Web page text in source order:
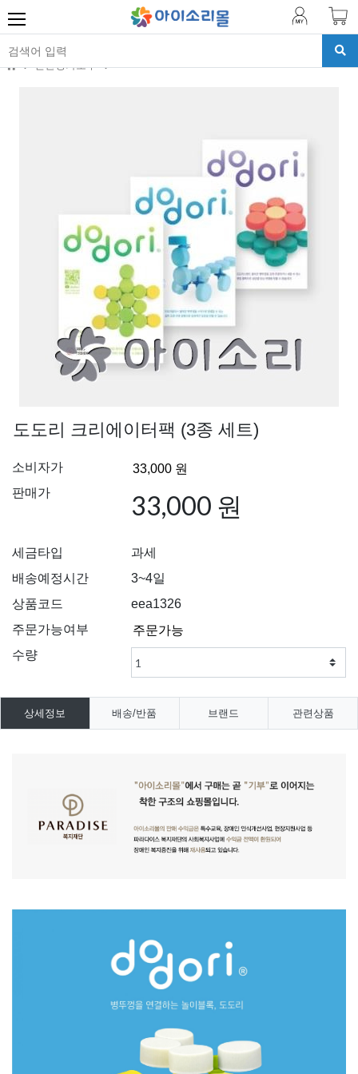
진단평가도구
도도리 크리에이터팩 (3종 세트)
소비자가
판매가
33,000 원
세금타입
과세
배송예정시간
3~4일
상품코드
eea1326
주문가능여부
수량
상세정보 배송/반품 브랜드 관련상품